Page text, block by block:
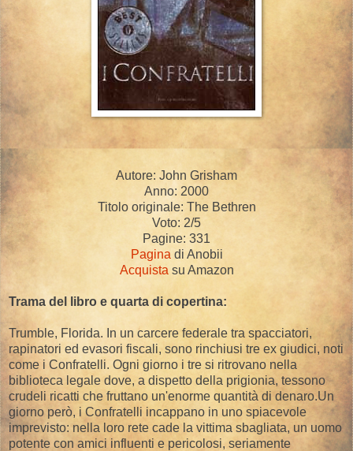
Autore: John Grisham
Anno: 2000
Titolo originale: The Bethren
Voto: 2/5
Pagine: 331
Pagina di Anobii
Acquista su Amazon
Trama del libro e quarta di copertina:
Trumble, Florida. In un carcere federale tra spacciatori,
rapinatori ed evasori fiscali, sono rinchiusi tre ex giudici, noti
come i Confratelli. Ogni giorno i tre si ritrovano nella
biblioteca legale dove, a dispetto della prigionia, tessono
crudeli ricatti che fruttano un'enorme quantità di denaro.Un
giorno però, i Confratelli incappano in uno spiacevole
imprevisto: nella loro rete cade la vittima sbagliata, un uomo
potente con amici influenti e pericolosi, seriamente